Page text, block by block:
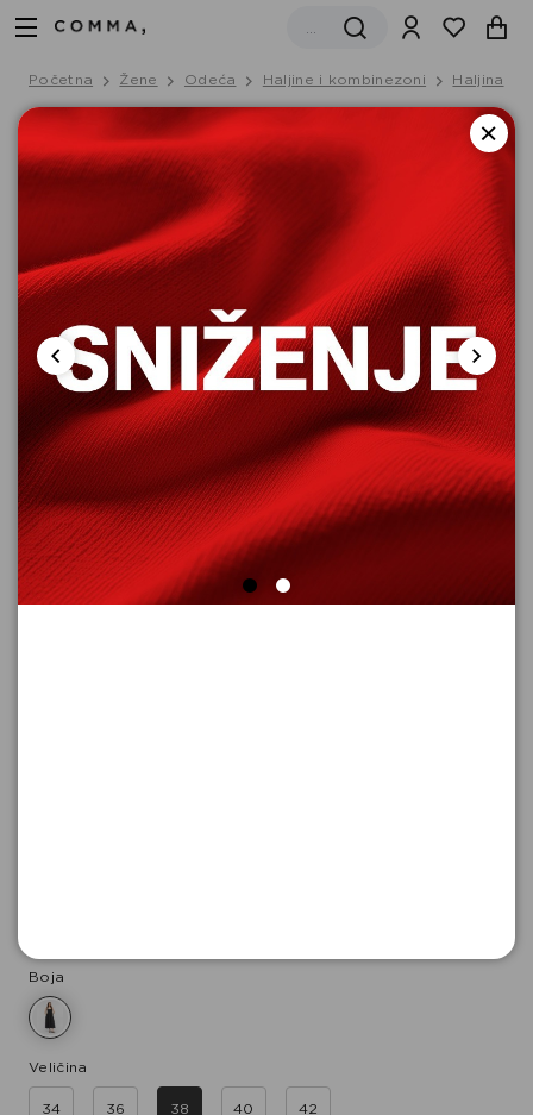
Početna Žene Odeća Haljine i kombinezoni Haljina
Boja
Veličina
34 36 38 40 42